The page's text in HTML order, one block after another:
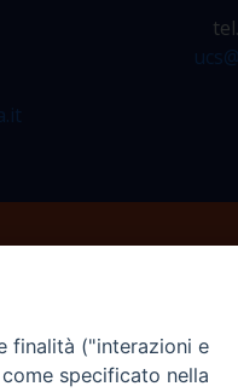
finalità ("interazioni e
specificato nella